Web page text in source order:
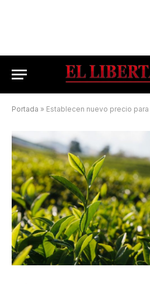
Portada » Establecen nuevo precio